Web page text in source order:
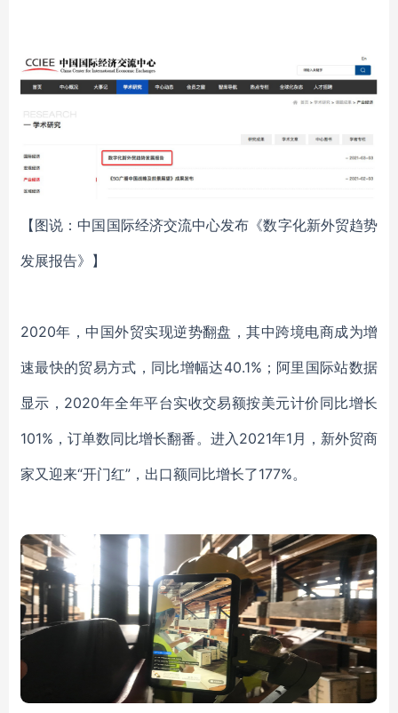
【图说：中国国际经济交流中心发布《数字化新外贸趋势
发展报告》】
2020年，中国外贸实现逆势翻盘，其中跨境电商成为增
速最快的贸易方式，同比增幅达40.1% ；阿里国际站数据
显示， 2020年全年平台实收交易额按美元计价同比增长
101% ，订单数同比增长翻番。 进入2021年1月，新外贸商
家又迎来“开门红”，出口额同比增长了177%。